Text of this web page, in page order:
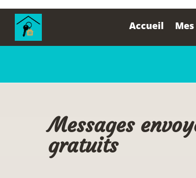
principal
Accueil
Messages
gratuits